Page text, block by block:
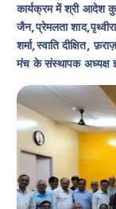
कार्यक्रम में श्री आदेश
जैन,प्रेमलता
शर्मा,स्वाति दीक्षित,
मंच के संस्थापक अध्यक्ष